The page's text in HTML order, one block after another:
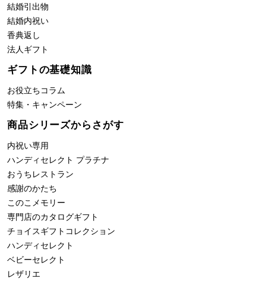
結婚引出物
結婚内祝い
香典返し
法人ギフト
ギフトの基礎知識
お役立ちコラム
特集・キャンペーン
商品シリーズからさがす
内祝い専用
ハンディセレクト プラチナ
おうちレストラン
感謝のかたち
このこメモリー
専門店のカタログギフト
チョイスギフトコレクション
ハンディセレクト
ベビーセレクト
レザリエ